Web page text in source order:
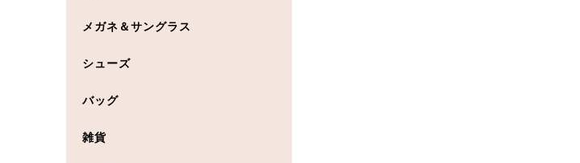
メガネ＆サングラス
シューズ
バッグ
雑貨